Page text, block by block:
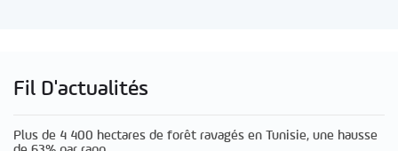
Fil D'actualités
Plus de 4 400 hectares de forêt ravagés en Tunisie, une hausse